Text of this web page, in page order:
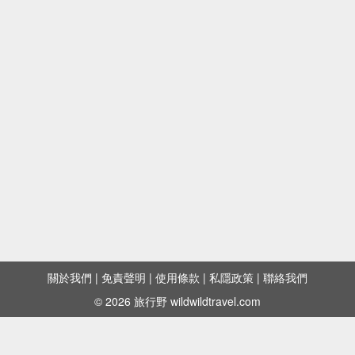
關於我們 | 免責聲明 | 使用條款 | 私隱政策 | 聯絡我們
© 2026 旅行野 wildwildtravel.com